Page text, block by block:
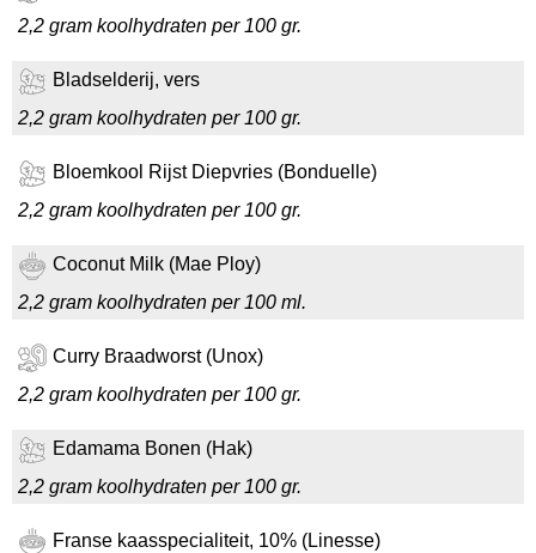
2,2 gram koolhydraten per 100 gr.
Bladselderij, vers
2,2 gram koolhydraten per 100 gr.
Bloemkool Rijst Diepvries (Bonduelle)
2,2 gram koolhydraten per 100 gr.
Coconut Milk (Mae Ploy)
2,2 gram koolhydraten per 100 ml.
Curry Braadworst (Unox)
2,2 gram koolhydraten per 100 gr.
Edamama Bonen (Hak)
2,2 gram koolhydraten per 100 gr.
Franse kaasspecialiteit, 10% (Linesse)